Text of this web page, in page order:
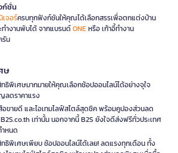
ก์ชั่น
เจอร์ครบทุกฟังก์ชันให้คุณได้เลือกสรรเพื่อตกแต่งบ้าน
ทำงานพับได้ จากแบรนด์ONEหรือ เก้าอี้ทำงาน
รัน
ษ
ทธิพิเศษมากมายให้คุณเลือกช้อปออนไลน์ได้อย่างจุใจ
ลดราคาแรง
อขายดี และไอเทมไลฟ์สไตล์สุดชิค พร้อมคูปองส่วนลด
เท่านั้น นอกจากนี้ B2S ยังใจดีส่งฟรีทั่วประเทศ
หนด
ทธิพิเศษเพียบ ช้อปออนไลน์ได้เลย! ลดแรงทุกเดือน ทั้ง